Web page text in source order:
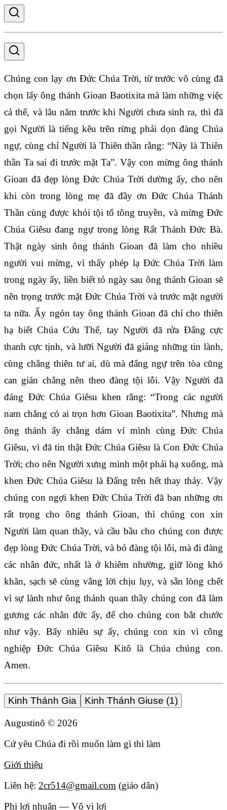
Chúng con lạy ơn Đức Chúa Trời, từ trước vô cùng đã
chọn lấy ông thánh Gioan Baotixita mà làm những việc
cả thể, và lâu năm trước khi Người chưa sinh ra, thì đã
gọi Người là tiếng kêu trên rừng phải dọn đàng Chúa
ngự, cùng chỉ Người là Thiên thần rằng: “Này là Thiên
thần Ta sai đi trước mặt Ta”. Vậy con mừng ông thánh
Gioan đã đẹp lòng Đức Chúa Trời dường ấy, cho nên
khi còn trong lòng mẹ đã đầy ơn Đức Chúa Thánh
Thần cùng được khỏi tội tổ tông truyền, và mừng Đức
Chúa Giêsu đang ngự trong lòng Rất Thánh Đức Bà.
Thật ngày sinh ông thánh Gioan đã làm cho nhiều
người vui mừng, vì thấy phép lạ Đức Chúa Trời làm
trong ngày ấy, liền biết tỏ ngày sau ông thánh Gioan sẽ
nên trọng trước mặt Đức Chúa Trời và trước mặt người
ta nữa. Ấy ngón tay ông thánh Gioan đã chỉ cho thiên
hạ biết Chúa Cứu Thế, tay Người đã rửa Đấng cực
thanh cực tịnh, và lưỡi Người đã giảng những tin lành,
cùng chẳng thiên tư ai, dù mà đấng ngự trên tòa cũng
can gián chẳng nên theo đàng tội lỗi. Vậy Người đã
đáng Đức Chúa Giêsu khen rằng: “Trong các người
nam chẳng có ai trọn hơn Gioan Baotixita”. Nhưng mà
ông thánh ấy chẳng dám ví mình cùng Đức Chúa
Giêsu, vì đã tin thật Đức Chúa Giêsu là Con Đức Chúa
Trời; cho nên Người xưng mình một phải hạ xuống, mà
khen Đức Chúa Giêsu là Đấng trên hết thay thảy. Vậy
chúng con ngợi khen Đức Chúa Trời đã ban những ơn
rất trọng cho ông thánh Gioan, thì chúng con xin
Người làm quan thầy, và cầu bầu cho chúng con được
đẹp lòng Đức Chúa Trời, và bỏ đàng tội lỗi, mà đi đàng
các nhân đức, nhất là ở khiêm nhường, giữ lòng khó
khăn, sạch sẽ cùng vâng lời chịu lụy, và sẵn lòng chết
vì sự lành như ông thánh quan thầy chúng con đã làm
gương các nhân đức ấy, để cho chúng con bắt chước
như vậy. Bấy nhiêu sự ấy, chúng con xin vì công
nghiệp Đức Chúa Giêsu Kitô là Chúa chúng con.
Amen.
Kinh Thánh Gia Kinh Thánh Giuse (1)
Augustinô © 2026
Cứ yêu Chúa đi rồi muốn làm gì thì làm
Giới thiệu
Liên hệ: 2cr514@gmail.com (giáo dân)
Phi lợi nhuận — Vô vị lợi